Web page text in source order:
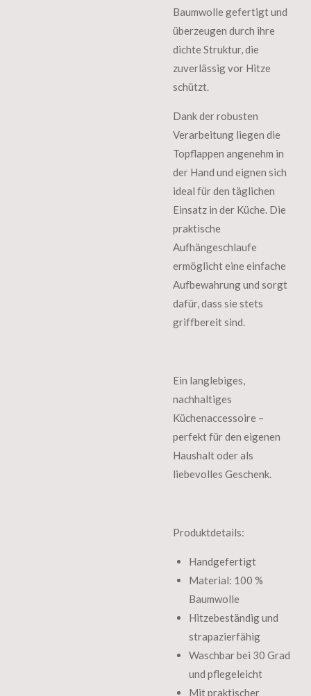
Baumwolle gefertigt und
überzeugen durch ihre
dichte Struktur, die
zuverlässig vor Hitze
schützt.
Dank der robusten
Verarbeitung liegen die
Topflappen angenehm in
der Hand und eignen sich
ideal für den täglichen
Einsatz in der Küche. Die
praktische
Aufhängeschlaufe
ermöglicht eine einfache
Aufbewahrung und sorgt
dafür, dass sie stets
griffbereit sind.
Ein langlebiges,
nachhaltiges
Küchenaccessoire –
perfekt für den eigenen
Haushalt oder als
liebevolles Geschenk.
Produktdetails:
Handgefertigt
Material: 100 %
Baumwolle
Hitzebeständig und
strapazierfähig
Waschbar bei 30 Grad
und pflegeleicht
Mit praktischer